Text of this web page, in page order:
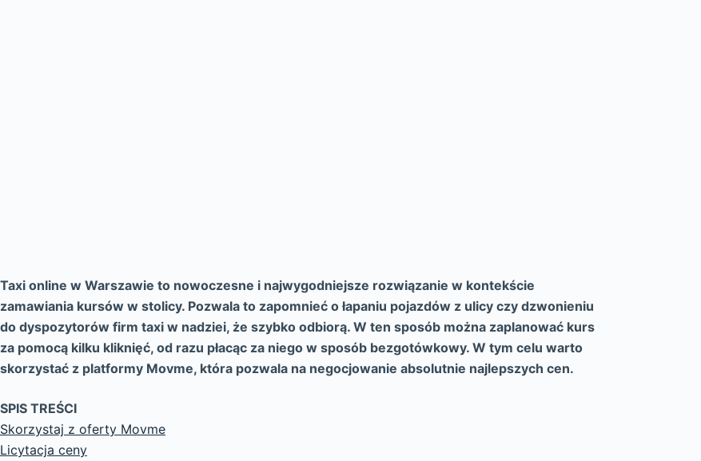
Taxi online w Warszawie to nowoczesne i najwygodniejsze rozwiązanie w kontekście
zamawiania kursów w stolicy. Pozwala to zapomnieć o łapaniu pojazdów z ulicy czy dzwonieniu
do dyspozytorów firm taxi w nadziei, że szybko odbiorą. W ten sposób można zaplanować kurs
za pomocą kilku kliknięć, od razu płacąc za niego w sposób bezgotówkowy. W tym celu warto
skorzystać z platformy Movme, która pozwala na negocjowanie absolutnie najlepszych cen.
SPIS TREŚCI
Skorzystaj z oferty Movme
Licytacja ceny